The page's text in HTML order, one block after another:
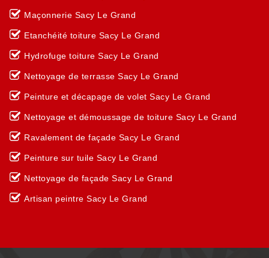
Maçonnerie Sacy Le Grand
Etanchéité toiture Sacy Le Grand
Hydrofuge toiture Sacy Le Grand
Nettoyage de terrasse Sacy Le Grand
Peinture et décapage de volet Sacy Le Grand
Nettoyage et démoussage de toiture Sacy Le Grand
Ravalement de façade Sacy Le Grand
Peinture sur tuile Sacy Le Grand
Nettoyage de façade Sacy Le Grand
Artisan peintre Sacy Le Grand